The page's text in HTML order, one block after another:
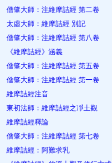
僧肇大師：注維摩詰經 第二卷
太虛大師：維摩詰經 別記
僧肇大師：注維摩詰經 第八卷
《維摩詰經》涵義
僧肇大師：注維摩詰經 第五卷
僧肇大師：注維摩詰經 第一卷
維摩詰經注音
東初法師：維摩詰經之凈土觀
維摩詰經釋論
僧肇大師：注維摩詰經 第七卷
維摩詰經：阿難求乳